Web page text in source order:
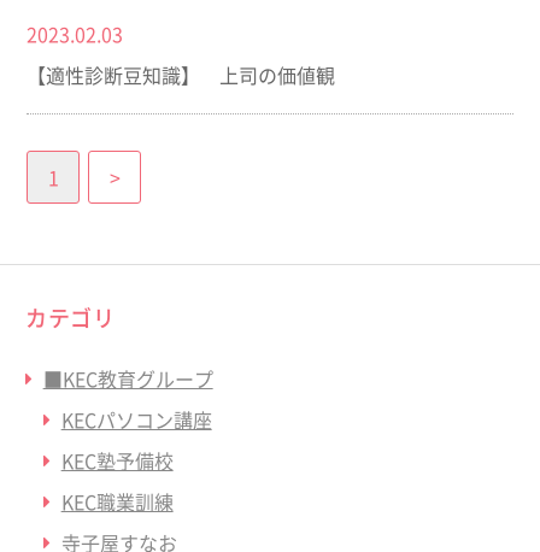
2023.02.03
【適性診断豆知識】 上司の価値観
1 >
カテゴリ
■KEC教育グループ
KECパソコン講座
KEC塾予備校
KEC職業訓練
寺子屋すなお